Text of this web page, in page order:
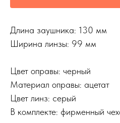
Длина заушника: 130 мм
Ширина линзы: 99 мм
Цвет оправы: черный
Материал оправы: ацетат
Цвет линз: серый
В комплекте: фирменный